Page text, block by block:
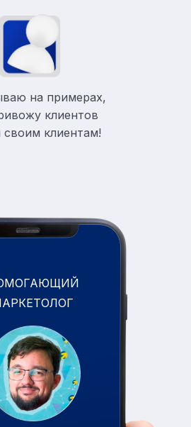
на примерах,
клиентов
своим клиентам!